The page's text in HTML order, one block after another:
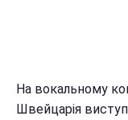
На вокальному
Швейцарія